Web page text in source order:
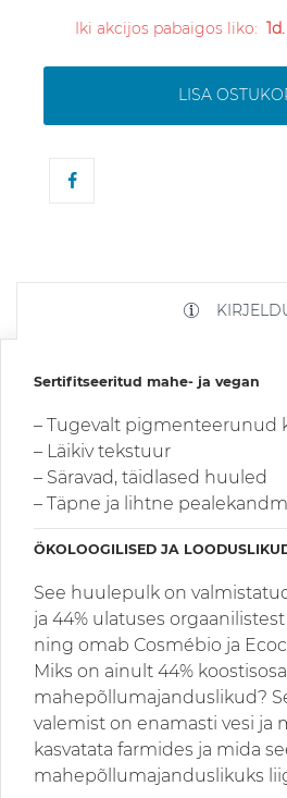
Iki akcijos pabaigos liko:
LISA
Sertifitseeritud mahe- ja vegan
– Tugevalt pigmenteerunud
– Läikiv tekstuur
– Säravad, täidlased huuled
– Täpne ja lihtne
ÖKOLOOGILISED JA
See huulepulk on
ja 44% ulatuses
ning omab Cosmébio ja
Miks on ainult 44%
mahepõllumajanduslikud?
valemist on enamasti vesi ja
kasvatata farmides ja mida
mahepõllumajanduslikuks